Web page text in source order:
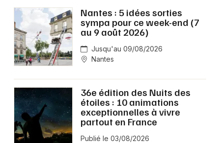
Nantes : 5 idées sorties
sympa pour ce week-end (7
au 9 août 2026)
Jusqu'au 09/08/2026
Nantes
36e édition des Nuits des
étoiles : 10 animations
exceptionnelles à vivre
partout en France
Publié le 03/08/2026